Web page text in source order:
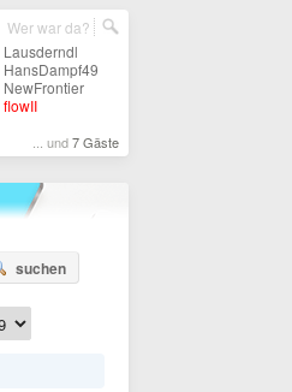
Lausderndl
HansDampf49
NewFrontier
flowII
... und7 Gäste
Wer war da?
suchen